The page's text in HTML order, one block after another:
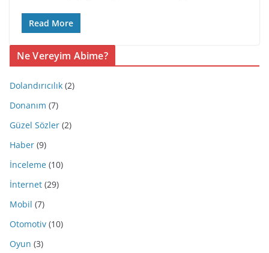
Read More
Ne Vereyim Abime?
Dolandırıcılık (2)
Donanım (7)
Güzel Sözler (2)
Haber (9)
İnceleme (10)
İnternet (29)
Mobil (7)
Otomotiv (10)
Oyun (3)